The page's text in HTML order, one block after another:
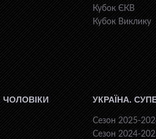
Кубок ЄКВ
Кубок Виклику
ЧОЛОВІКИ УКРАЇНА.
Сезон 2025-
Сезон 2024-